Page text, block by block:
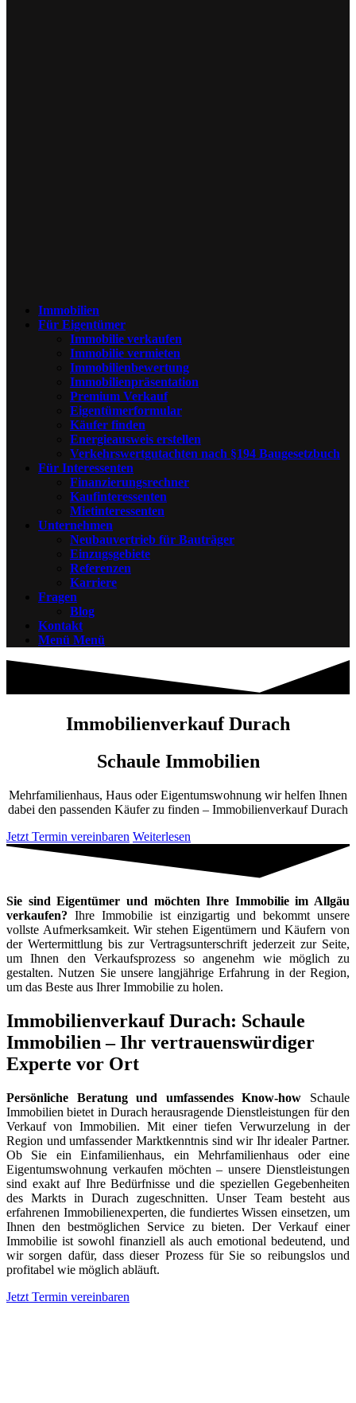
Immobilien
Für Eigentümer
Immobilie verkaufen
Immobilie vermieten
Immobilienbewertung
Immobilienpräsentation
Premium Verkauf
Eigentümerformular
Käufer finden
Energieausweis erstellen
Verkehrswertgutachten nach §194 Baugesetzbuch
Für Interessenten
Finanzierungsrechner
Kaufinteressenten
Mietinteressenten
Unternehmen
Neubauvertrieb für Bauträger
Einzugsgebiete
Referenzen
Karriere
Fragen
Blog
Kontakt
Menü Menü
Immobilienverkauf Durach
Schaule Immobilien
Mehrfamilienhaus, Haus oder Eigentumswohnung wir helfen Ihnen
dabei den passenden Käufer zu finden – Immobilienverkauf Durach
Jetzt Termin vereinbaren Weiterlesen
Sie sind Eigentümer und möchten Ihre Immobilie im Allgäu
verkaufen? Ihre Immobilie ist einzigartig und bekommt unsere
vollste Aufmerksamkeit. Wir stehen Eigentümern und Käufern von
der Wertermittlung bis zur Vertragsunterschrift jederzeit zur Seite,
um Ihnen den Verkaufsprozess so angenehm wie möglich zu
gestalten. Nutzen Sie unsere langjährige Erfahrung in der Region,
um das Beste aus Ihrer Immobilie zu holen.
Immobilienverkauf Durach: Schaule
Immobilien – Ihr vertrauenswürdiger
Experte vor Ort
Persönliche Beratung und umfassendes Know-how Schaule
Immobilien bietet in Durach herausragende Dienstleistungen für den
Verkauf von Immobilien. Mit einer tiefen Verwurzelung in der
Region und umfassender Marktkenntnis sind wir Ihr idealer Partner.
Ob Sie ein Einfamilienhaus, ein Mehrfamilienhaus oder eine
Eigentumswohnung verkaufen möchten – unsere Dienstleistungen
sind exakt auf Ihre Bedürfnisse und die speziellen Gegebenheiten
des Markts in Durach zugeschnitten. Unser Team besteht aus
erfahrenen Immobilienexperten, die fundiertes Wissen einsetzen, um
Ihnen den bestmöglichen Service zu bieten. Der Verkauf einer
Immobilie ist sowohl finanziell als auch emotional bedeutend, und
wir sorgen dafür, dass dieser Prozess für Sie so reibungslos und
profitabel wie möglich abläuft.
Jetzt Termin vereinbaren